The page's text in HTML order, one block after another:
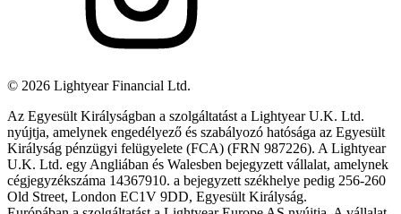
© 2026 Lightyear Financial Ltd.
Az Egyesült Királyságban a szolgáltatást a Lightyear U.K. Ltd.
nyújtja, amelynek engedélyező és szabályozó hatósága az Egyesült
Királyság pénzügyi felügyelete (FCA) (FRN 987226). A Lightyear
U.K. Ltd. egy Angliában és Walesben bejegyzett vállalat, amelynek
cégjegyzékszáma 14367910. a bejegyzett székhelye pedig 256-260
Old Street, London EC1V 9DD, Egyesült Királyság.